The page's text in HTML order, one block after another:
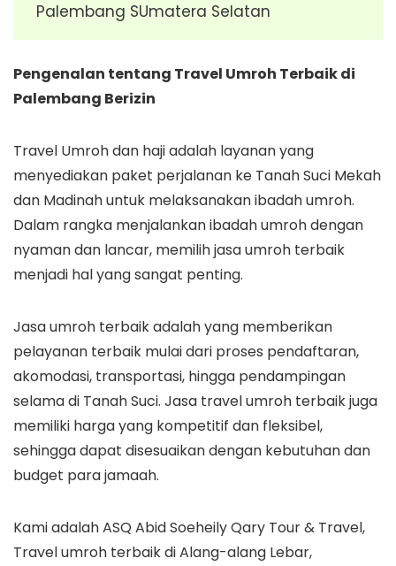
Palembang SUmatera Selatan
Pengenalan tentang Travel Umroh Terbaik di
Palembang Berizin
Travel Umroh dan haji adalah layanan yang
menyediakan paket perjalanan ke Tanah Suci Mekah
dan Madinah untuk melaksanakan ibadah umroh.
Dalam rangka menjalankan ibadah umroh dengan
nyaman dan lancar, memilih jasa umroh terbaik
menjadi hal yang sangat penting.
Jasa umroh terbaik adalah yang memberikan
pelayanan terbaik mulai dari proses pendaftaran,
akomodasi, transportasi, hingga pendampingan
selama di Tanah Suci. Jasa travel umroh terbaik juga
memiliki harga yang kompetitif dan fleksibel,
sehingga dapat disesuaikan dengan kebutuhan dan
budget para jamaah.
Kami adalah ASQ Abid Soeheily Qary Tour & Travel,
Travel umroh terbaik di Alang-alang Lebar,